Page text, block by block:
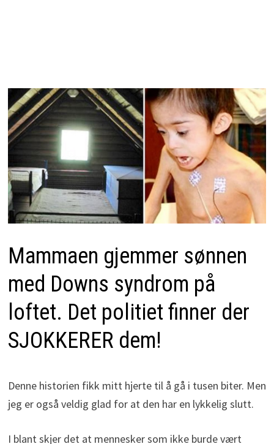
Mammaen gjemmer sønnen
med Downs syndrom på
loftet. Det politiet finner der
SJOKKERER dem!
Denne historien fikk mitt hjerte til å gå i tusen biter. Men
jeg er også veldig glad for at den har en lykkelig slutt.
I blant skjer det at mennesker som ikke burde vært